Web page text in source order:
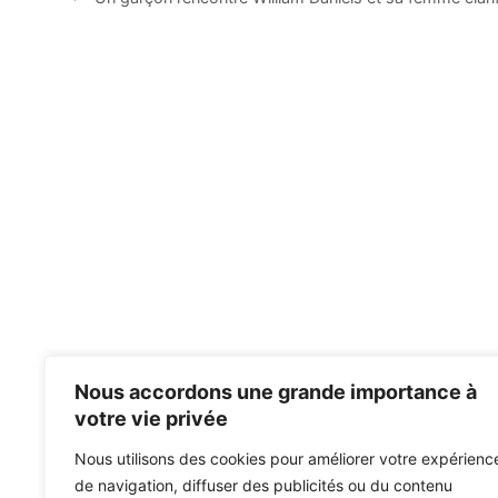
Nous accordons une grande importance à
votre vie privée
Nous utilisons des cookies pour améliorer votre
de navigation, diffuser des publicités ou du contenu